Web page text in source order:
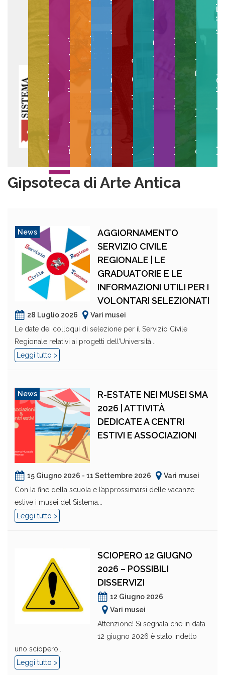
Collezioni EgittologicheGipsoteca di Arte AnticaMuseo Anatomico VeterinarioMuseo degli Strumenti per il CalcoloMuseo della GraficaMuseo di Anatomia PatologicaMuseo di Anatomia UmanaOrto e Museo BotanicoMuseo degli
Gipsoteca di Arte Antica
News
AGGIORNAMENTO
SERVIZIO CIVILE
REGIONALE | LE
GRADUATORIE E LE
INFORMAZIONI UTILI PER I
VOLONTARI SELEZIONATI
28 Luglio 2026
Vari musei
Le date dei colloqui di selezione per il Servizio Civile
Regionale relativi ai progetti dell’Università...
Leggi tutto >
News
R-ESTATE NEI MUSEI SMA
2026 | ATTIVITÀ
DEDICATE A CENTRI
ESTIVI E ASSOCIAZIONI
15 Giugno 2026 - 11 Settembre 2026
Vari musei
Con la fine della scuola e l’approssimarsi delle vacanze
estive i musei del Sistema...
Leggi tutto >
SCIOPERO 12 GIUGNO
2026 – POSSIBILI
DISSERVIZI
12 Giugno 2026
Vari musei
Attenzione! Si segnala che in data
12 giugno 2026 è stato indetto
uno sciopero...
Leggi tutto >